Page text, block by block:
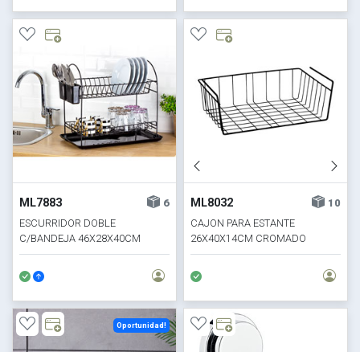
ML7883
6
ESCURRIDOR DOBLE
C/BANDEJA 46X28X40CM
CROMADO NGO
ML8032
10
CAJON PARA ESTANTE
26X40X14CM CROMADO
NEGRO
Oportunidad!